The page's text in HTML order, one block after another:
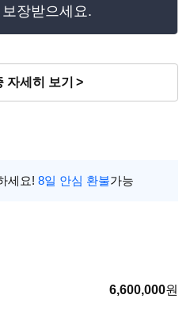
장받으세요.
자세히 보기
세요! 8일 안심 환불가능
6,600,000원